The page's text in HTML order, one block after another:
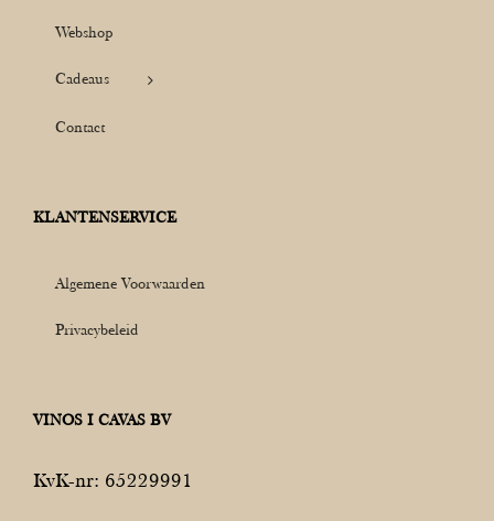
Webshop
Cadeaus
Contact
KLANTENSERVICE
Algemene Voorwaarden
Privacybeleid
VINOS I CAVAS BV
KvK-nr: 65229991